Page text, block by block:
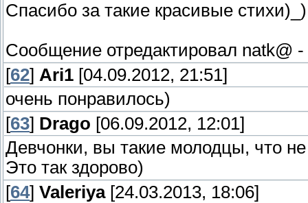
Спасибо за такие красивые
Сообщение отредактировал natk@ -
[62] Ari1 [04.09.2012, 21:51]
очень понравилось)
[63] Drago [06.09.2012, 12:01]
Девчонки, вы такие молодцы, что
Это так здорово)
[64] Valeriya[24.03.2013, 18:06]